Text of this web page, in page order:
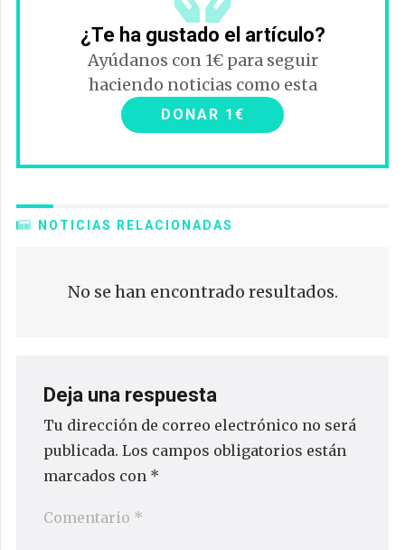
¿Te ha gustado el artículo?
Ayúdanos con 1€ para seguir
haciendo noticias como esta
DONAR 1€
NOTICIAS RELACIONADAS
No se han encontrado resultados.
Deja una respuesta
Tu dirección de correo electrónico no será
publicada. Los campos obligatorios están
marcados con *